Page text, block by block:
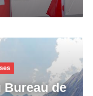
Bureau de